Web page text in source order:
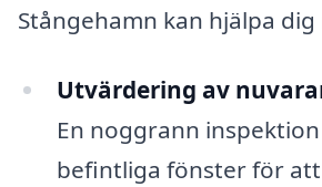
Stångehamn kan hjälpa dig
Utvärdering av
En noggrann
befintliga fönster för